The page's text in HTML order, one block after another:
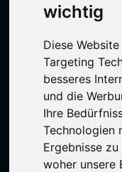
wichtig
Diese
Targeting
besseres
und die
Ihre
Technologien
Ergebnisse
woher unsere